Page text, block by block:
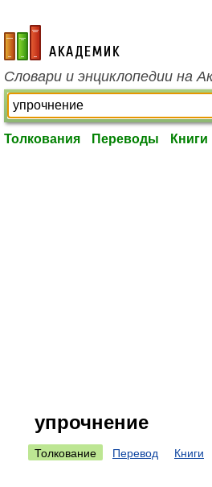
academic.ru
Словари и энциклопедии на
Толкования Переводы Книги
упрочнение
Толкование Перевод Книги